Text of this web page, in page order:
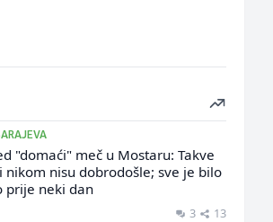
"domaći" meč u Mostaru: Takve
nikom nisu dobrodošle; sve je bilo
prije neki dan
3 13